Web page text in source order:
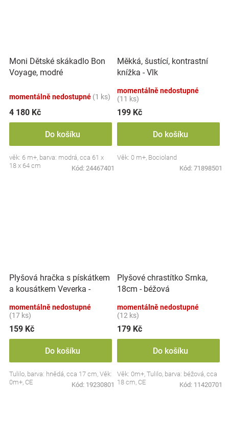
Moni Dětské skákadlo Bon
Voyage, modré
momentálně nedostupné (1 ks)
4 180 Kč
Do košíku
věk: 6 m+, barva: modrá, cca 61 x
18 x 64 cm
Kód: 24467401
Měkká, šustící, kontrastní
knížka - Vlk
momentálně nedostupné
(11 ks)
199 Kč
Do košíku
Věk: 0 m+, Bocioland
Kód: 71898501
Plyšová hračka s pískátkem
a kousátkem Veverka -
momentálně nedostupné
(17 ks)
159 Kč
Do košíku
Tulilo, barva: hnědá, cca 17 cm, Věk:
0m+, CE
Kód: 19230801
Plyšové chrastítko Srnka,
18cm - béžová
momentálně nedostupné
(12 ks)
179 Kč
Do košíku
Věk: 0m+, Tulilo, barva: béžová, cca
18 cm, CE
Kód: 11420701